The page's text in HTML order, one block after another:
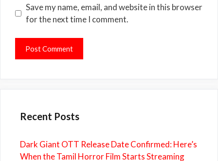
Save my name, email, and website in this browser
for the next time I comment.
Recent Posts
Dark Giant OTT Release Date Confirmed: Here’s
When the Tamil Horror Film Starts Streaming